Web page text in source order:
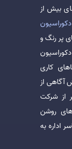
بیش از
پر رنگ و
کاری
آگاهی از
از شرکت
روشن
اداره به